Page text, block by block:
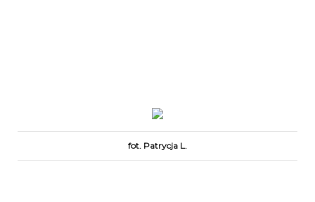
fot. Patrycja L.